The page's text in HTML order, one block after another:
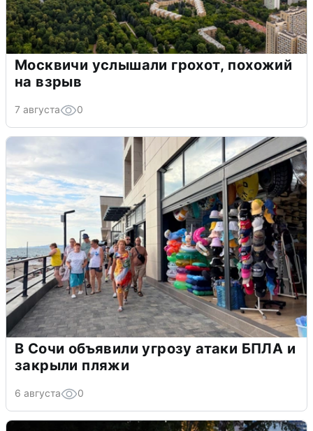
Москвичи услышали грохот, похожий
на взрыв
7 августа 0
В Сочи объявили угрозу атаки БПЛА и
закрыли пляжи
6 августа 0